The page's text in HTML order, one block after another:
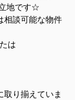
地です☆
相談可能な物件
は
取り揃えていま